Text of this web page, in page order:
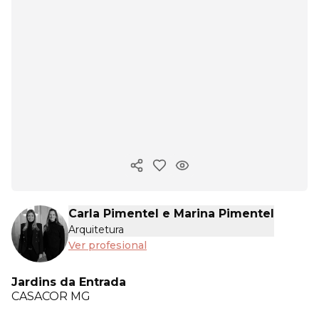
Copiar enlace
Carla Pimentel e Marina Pimentel
Arquitetura
Ver profesional
Jardins da Entrada
CASACOR MG